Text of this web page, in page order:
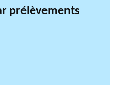
prélèvements